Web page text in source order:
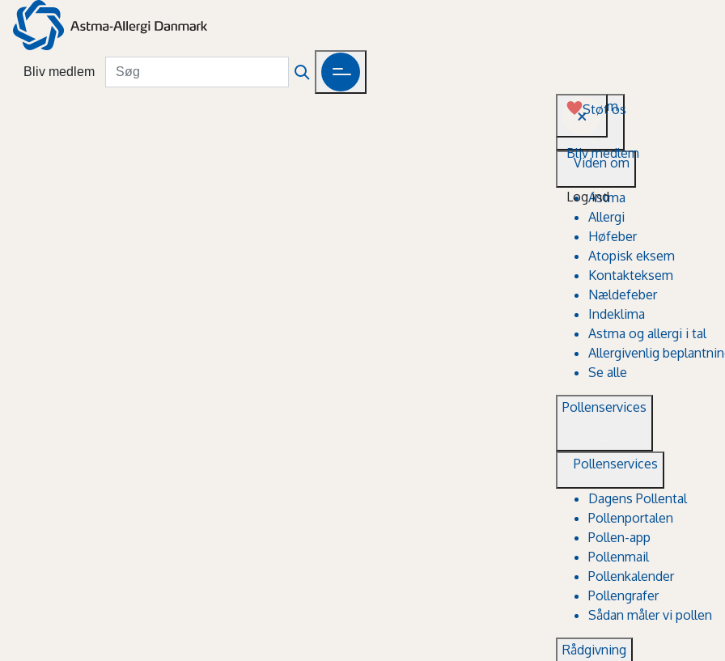
Bliv medlem
Støt os
Bliv medlem
Log ind
Viden om
Viden om
Astma
Allergi
Høfeber
Atopisk eksem
Kontakteksem
Nældefeber
Indeklima
Astma og allergi i tal
Allergivenlig
Se alle
Pollenservices
Pollenservices
Dagens Pollental
Pollenportalen
Pollen-app
Pollenmail
Pollenkalender
Pollengrafer
Sådan måler vi pollen
Rådgivning